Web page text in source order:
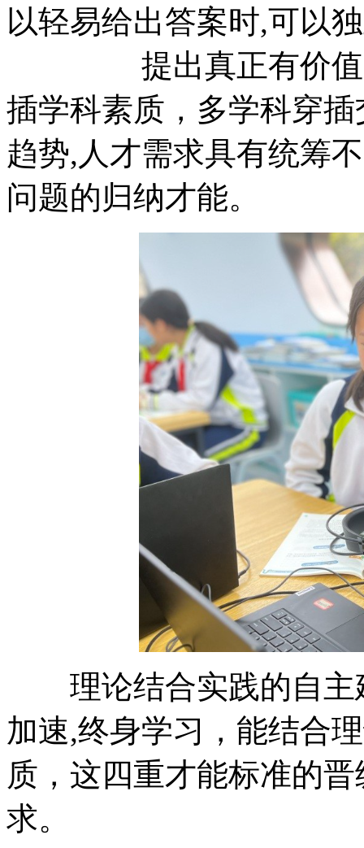
以轻易给出答案时,可以
提出真正有价值问
插学科素质，多学科穿
趋势,人才需求具有统筹
问题的归纳才能。
理论结合实践的自主
加速,终身学习，能结合
质，这四重才能标准的
求。